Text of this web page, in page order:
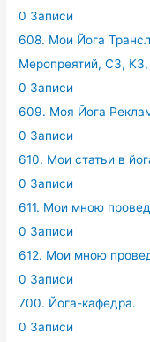
0 Записи
608. Мои Йога
Меропреятий, СЗ,
0 Записи
609. Моя Йога
0 Записи
610. Мои статьи в
0 Записи
611. Мои мною
0 Записи
612. Мои мною
0 Записи
700. Йога-кафедра.
0 Записи